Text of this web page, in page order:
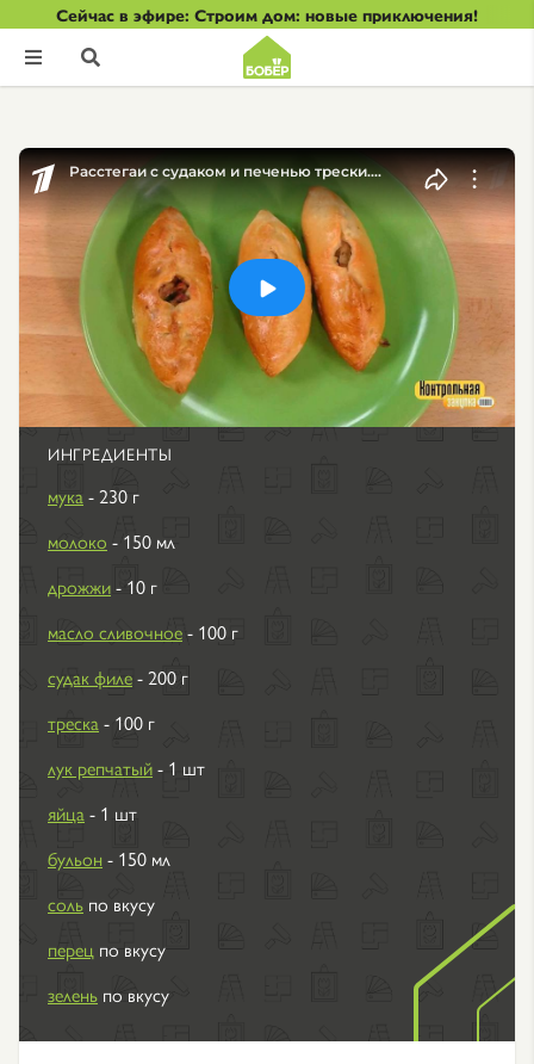
Сейчас в эфире: Строим дом: новые приключения!
 
ИНГРЕДИЕНТЫ
мука- 230 г
молоко - 150 мл
дрожжи- 10 г
масло сливочное- 100 г
судак филе- 200 г
треска- 100 г
лук репчатый- 1 шт
яйца- 1 шт
бульон - 150 мл
соль по вкусу
перец по вкусу
зелень по вкусу